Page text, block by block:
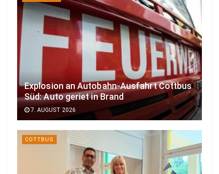
Explosion an Autobahn-Ausfahrt Cottbus
Süd: Auto geriet in Brand
7. AUGUST 2026
COTTBUS